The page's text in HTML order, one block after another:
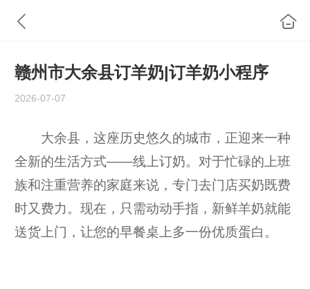
赣州市大余县订羊奶|订羊奶小程序
2026-07-07
大余县，这座历史悠久的城市，正迎来一种
全新的生活方式——线上订奶。对于忙碌的上班
族和注重营养的家庭来说，专门去门店买奶既费
时又费力。现在，只需动动手指，新鲜羊奶就能
送货上门，让您的早餐桌上多一份优质蛋白。